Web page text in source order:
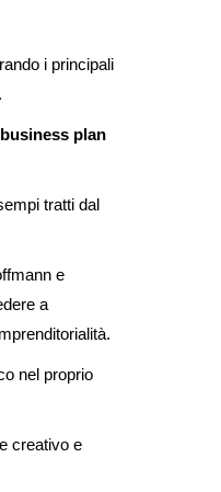
i principali
.
business plan
tratti dal
e
a
nel proprio
creativo e